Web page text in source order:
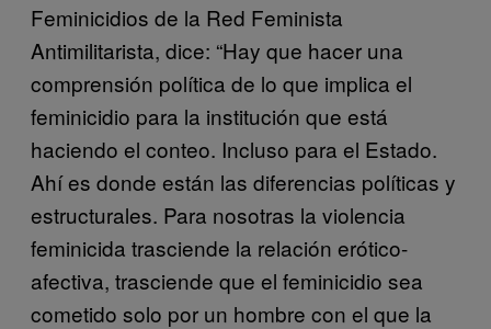
Feminicidios de la Red Feminista
Antimilitarista, dice: “Hay que hacer una
comprensión política de lo que implica el
feminicidio para la institución que está
haciendo el conteo. Incluso para el Estado.
Ahí es donde están las diferencias políticas y
estructurales. Para nosotras la violencia
feminicida trasciende la relación erótico-
afectiva, trasciende que el feminicidio sea
cometido solo por un hombre con el que la